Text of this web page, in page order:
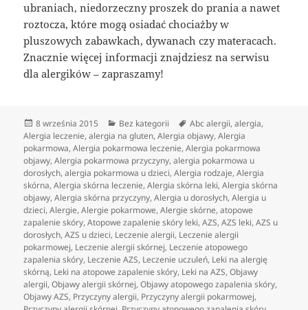
ubraniach, niedorzeczny proszek do prania a nawet
roztocza, które mogą osiadać chociażby w
pluszowych zabawkach, dywanach czy materacach.
Znacznie więcej informacji znajdziesz na serwisu
dla alergików – zapraszamy!
Data
publikacji
8 września 2015 Kategorie
Bez kategorii Tagi
Abc alergii,alergia,
Alergia leczenie,alergia na gluten,Alergia objawy,Alergia
pokarmowa,Alergia pokarmowa leczenie,Alergia pokarmowa
objawy,Alergia pokarmowa przyczyny,alergia pokarmowa u
dorosłych,alergia pokarmowa u dzieci,Alergia rodzaje,Alergia
skórna,Alergia skórna leczenie,Alergia skórna leki,Alergia skórna
objawy,Alergia skórna przyczyny,Alergia u dorosłych,Alergia u
dzieci,Alergie,Alergie pokarmowe,Alergie skórne,atopowe
zapalenie skóry,Atopowe zapalenie skóry leki,AZS,AZS leki,AZS u
dorosłych,AZS u dzieci, Leczenie alergii, Leczenie alergii
pokarmowej, Leczenie alergii skórnej, Leczenie atopowego
zapalenia skóry, Leczenie AZS, Leczenie uczuleń, Leki na alergię
skórną, Leki na atopowe zapalenie skóry, Leki na AZS,Objawy
alergii,Objawy alergii skórnej,Objawy atopowego zapalenia skóry,
Objawy AZS, Przyczyny alergii, Przyczyny alergii pokarmowej,